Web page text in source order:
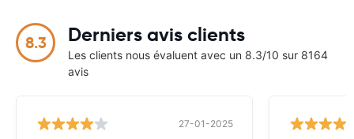
8.3 Derniers avis clients
Les clients nous évaluent avec un 8.3/10 sur 8164
avis
27-01-2025